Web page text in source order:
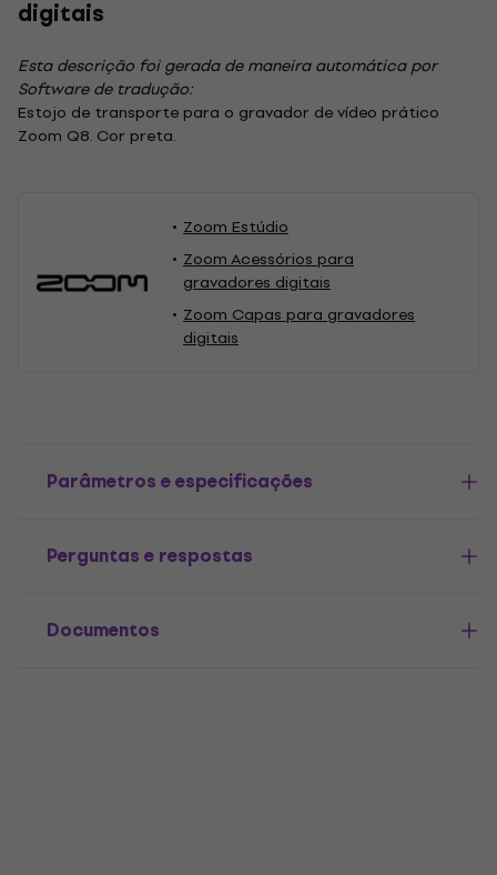
digitais
Esta descrição foi gerada de maneira automática por
Software de tradução:
Estojo de transporte para o gravador de vídeo prático
Zoom Q8. Cor preta.
Zoom Estúdio
Zoom Acessórios para
gravadores digitais
Zoom Capas para gravadores
digitais
Parâmetros e especificações
Perguntas e respostas
Documentos